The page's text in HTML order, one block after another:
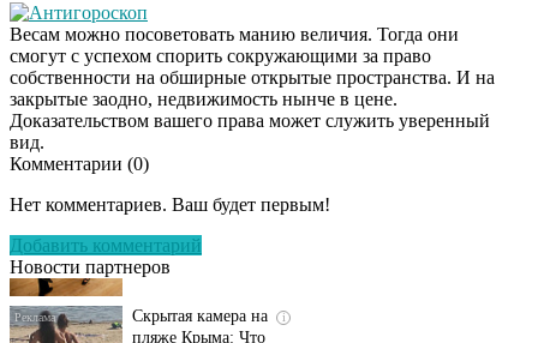
Антигороскоп
Весам можно посоветовать манию величия. Тогда они
смогут с успехом спорить сокружающими за право
собственности на обширные открытые пространства. И на
закрытые заодно, недвижимость нынче в цене.
Доказательством вашего права может служить уверенный
вид.
Комментарии (0)
Нет комментариев. Ваш будет первым!
Добавить комментарий
Новости партнеров
Ролик длится
смеяться вы будете
долго
пляже Крыма: Что
люди вытворяют, когда